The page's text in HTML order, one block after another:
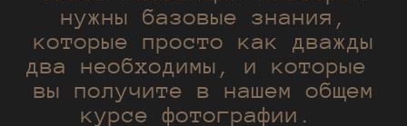
нужны базовые знания,
которые просто как дважды
два необходимы, и которые
вы получите в нашем общем
курсе фотографии.